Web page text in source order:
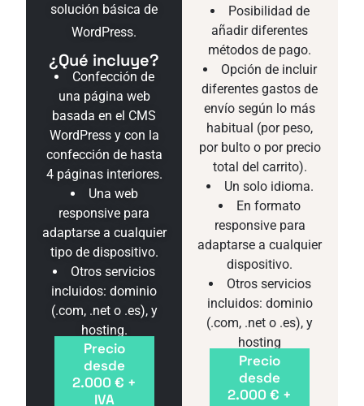
solución básica de
WordPress.
¿Qué incluye?
Confección de
una página web
basada en el CMS
WordPress y con la
confección de hasta
4 páginas interiores.
Una web
responsive para
adaptarse a cualquier
tipo de dispositivo.
Otros servicios
incluidos: dominio
(.com, .net o .es), y
hosting.
Precio
desde
2.000 € +
IVA
Posibilidad de
añadir diferentes
métodos de pago.
Opción de incluir
diferentes gastos de
envío según lo más
habitual (por peso,
por bulto o por precio
total del carrito).
Un solo idioma.
En formato
responsive para
adaptarse a cualquier
dispositivo.
Otros servicios
incluidos: dominio
(.com, .net o .es), y
hosting
Precio
desde
2.000 € +